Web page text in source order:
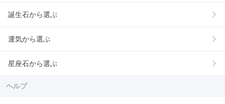
誕生石から選ぶ
運気から選ぶ
星座石から選ぶ
ヘルプ